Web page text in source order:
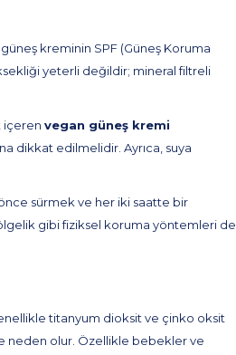
kreminin SPF (Güneş Koruma
yeterli değildir; mineral filtreli
içeren vegan güneş kremi
dikkat edilmelidir. Ayrıca, suya
sürmek ve her iki saatte bir
gibi fiziksel koruma yöntemleri de
titanyum dioksit ve çinko oksit
neden olur. Özellikle bebekler ve